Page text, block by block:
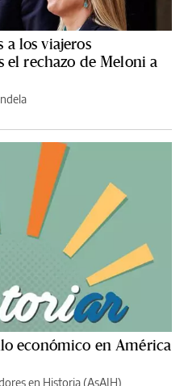
los viajeros
rechazo de Meloni a
económico en América
en Historia (AsAIH)